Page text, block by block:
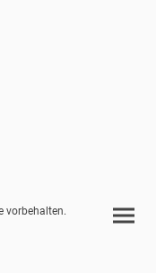
vorbehalten.